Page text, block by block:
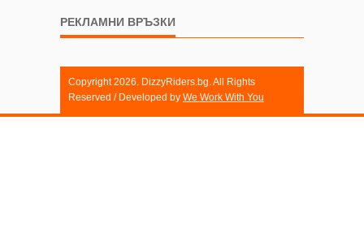
РЕКЛАМНИ ВРЪЗКИ
Copyright 2026. DizzyRiders.bg. All Rights
Reserved / Developed by We Work With You